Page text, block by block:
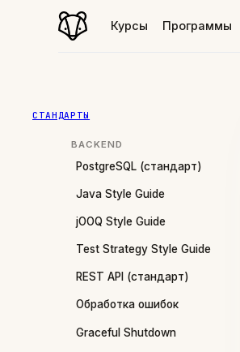
Курсы Программы
СТАНДАРТЫ
BACKEND
PostgreSQL (стандарт)
Java Style Guide
jOOQ Style Guide
Test Strategy Style Guide
REST API (стандарт)
Обработка ошибок
Graceful Shutdown